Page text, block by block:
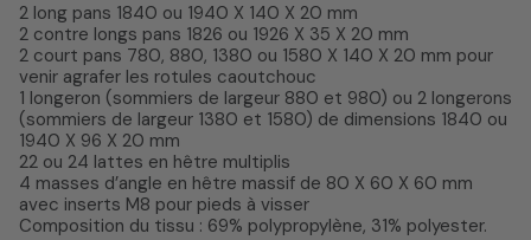
2 long pans 1840 ou 1940 X 140 X 20 mm
2 contre longs pans 1826 ou 1926 X 35 X 20 mm
2 court pans 780, 880, 1380 ou 1580 X 140 X 20 mm pour
venir agrafer les rotules caoutchouc
1 longeron (sommiers de largeur 880 et 980) ou 2 longerons
(sommiers de largeur 1380 et 1580) de dimensions 1840 ou
1940 X 96 X 20 mm
22 ou 24 lattes en hêtre multiplis
4 masses d’angle en hêtre massif de 80 X 60 X 60 mm
avec inserts M8 pour pieds à visser
Composition du tissu : 69% polypropylène, 31% polyester.